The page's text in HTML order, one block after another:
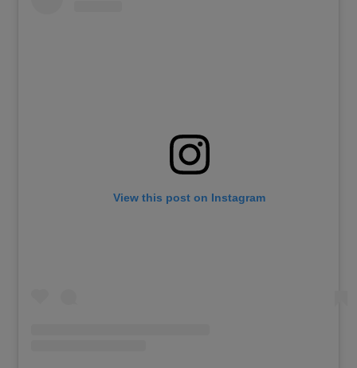
View this post on Instagram